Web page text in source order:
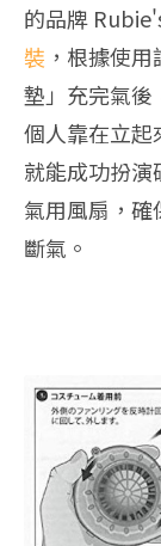
的品牌
裝 ，根據使
墊」充完氣後
個人靠在立起
就能成功扮
氣用風扇，
斷氣。